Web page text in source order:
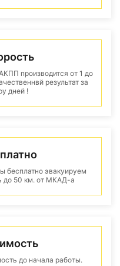
производится от 1 до
результат за
дней !
бесплатно эвакуируем
до 50 км. от МКАД-а
до начала работы.